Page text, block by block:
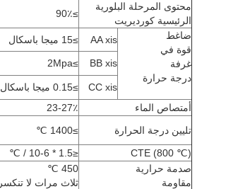
محتوى المرحلة البلورية
الرئيسية كورديريت
≥90٪
ضاغط
قوة في
غرفة
درجة حرارة
AA xis
≥15 ميجا باسكال
BB xis
≥2Mpa
CC xis
≥0.15 ميجا باسكال
أمتصاص الماء
23-27٪
تليين درجة الحرارة
≥1400 ℃
CTE (800 ℃)
≤1.5 * 10-6 / ℃
صدمة حرارية
مقاومة
450 ℃
ثلاث مرات لا تنكسر